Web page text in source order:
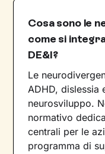
Cosa sono le
come si
DE&I?
Le
ADHD, dislessia
neurosviluppo.
normativo
centrali per le
programma di